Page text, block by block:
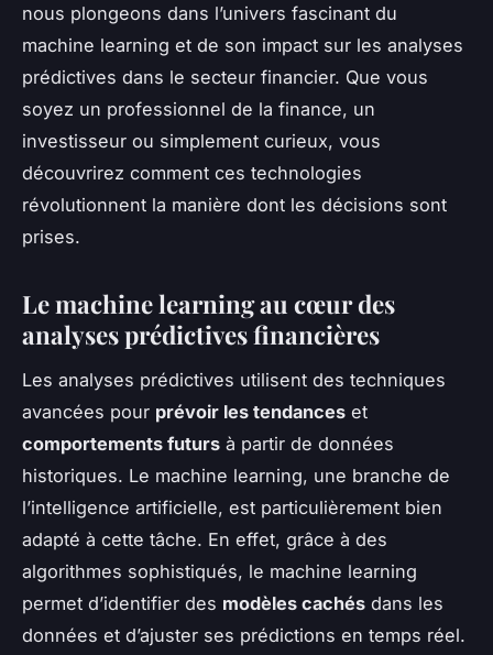
nous plongeons dans l’univers fascinant du
machine learning et de son impact sur les analyses
prédictives dans le secteur financier. Que vous
soyez un professionnel de la finance, un
investisseur ou simplement curieux, vous
découvrirez comment ces technologies
révolutionnent la manière dont les décisions sont
prises.
Le machine learning au cœur des
analyses prédictives financières
Les analyses prédictives utilisent des techniques
avancées pour prévoir les tendances et
comportements futurs à partir de données
historiques. Le machine learning, une branche de
l’intelligence artificielle, est particulièrement bien
adapté à cette tâche. En effet, grâce à des
algorithmes sophistiqués, le machine learning
permet d’identifier des modèles cachés dans les
données et d’ajuster ses prédictions en temps réel.